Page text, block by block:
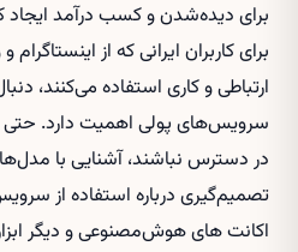
برای دیده‌شدن و کسب درآمد ایجاد
برای کاربران ایرانی که از
ارتباطی و کاری استفاده می‌کنند،
سرویس‌های پولی اهمیت دارد. حتی
در دسترس نباشند، آشنایی با
تصمیم‌گیری درباره استفاده از
اکانت های هوش‌مصنوعیو دیگر